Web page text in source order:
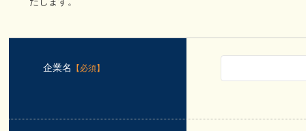
企業名 【必須】